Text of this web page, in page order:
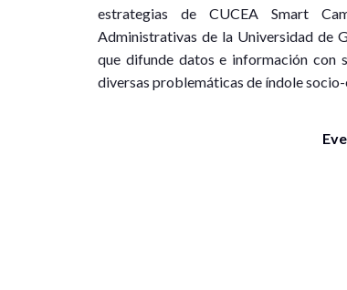
estrategias de CUCEA Smart
Administrativas de la Universidad de
que difunde datos e información con
diversas problemáticas de índole